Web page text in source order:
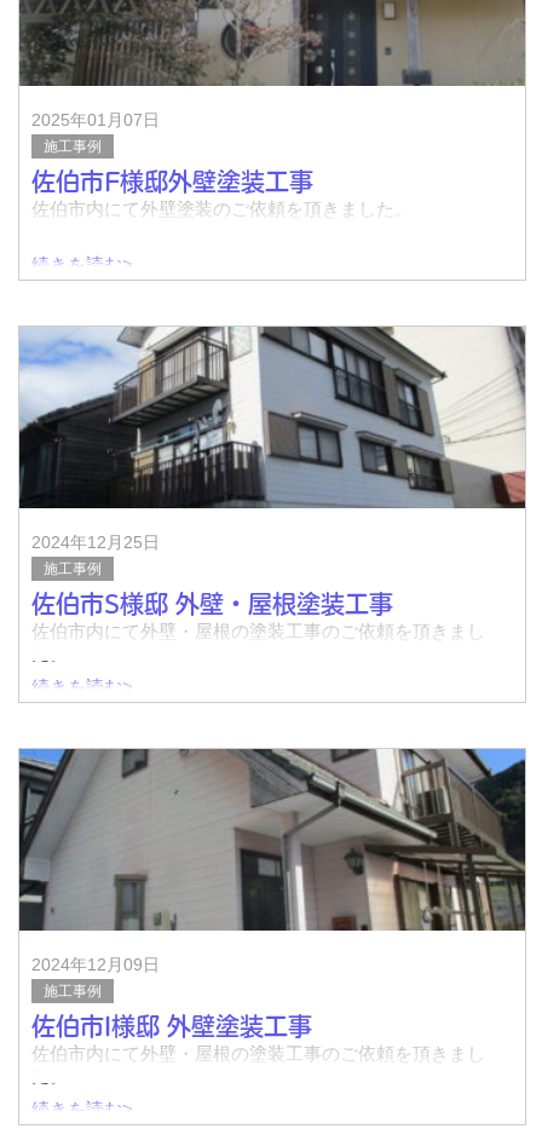
着工前↓
2025年01月07日
施工事例
佐伯市F様邸外壁塗装工事
佐伯市内にて外壁塗装のご依頼を頂きました。
↓完了
↓着工前
続きを読む>
2024年12月25日
施工事例
佐伯市S様邸 外壁・屋根塗装工事
佐伯市内にて外壁・屋根の塗装工事のご依頼を頂きまし
完了↓
&n
続きを読む>
2024年12月09日
施工事例
佐伯市I様邸 外壁塗装工事
佐伯市内にて外壁・屋根の塗装工事のご依頼を頂きまし
続きを読む>